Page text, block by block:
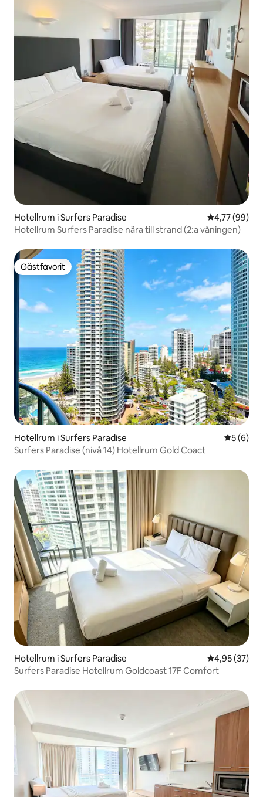
Hotellrum i Surfers Paradise 4,77 av 5 i
4,77 (99)
Hotellrum Surfers Paradise nära till strand (2:a våningen)
Gästfavorit
Gästfavorit
Hotellrum i Surfers Paradise 5 av 5 i
5 (6)
Surfers Paradise (nivå 14) Hotellrum Gold Coact
Hotellrum i Surfers Paradise 4,95 av 5 i
4,95 (37)
Surfers Paradise Hotellrum Goldcoast 17F Comfort